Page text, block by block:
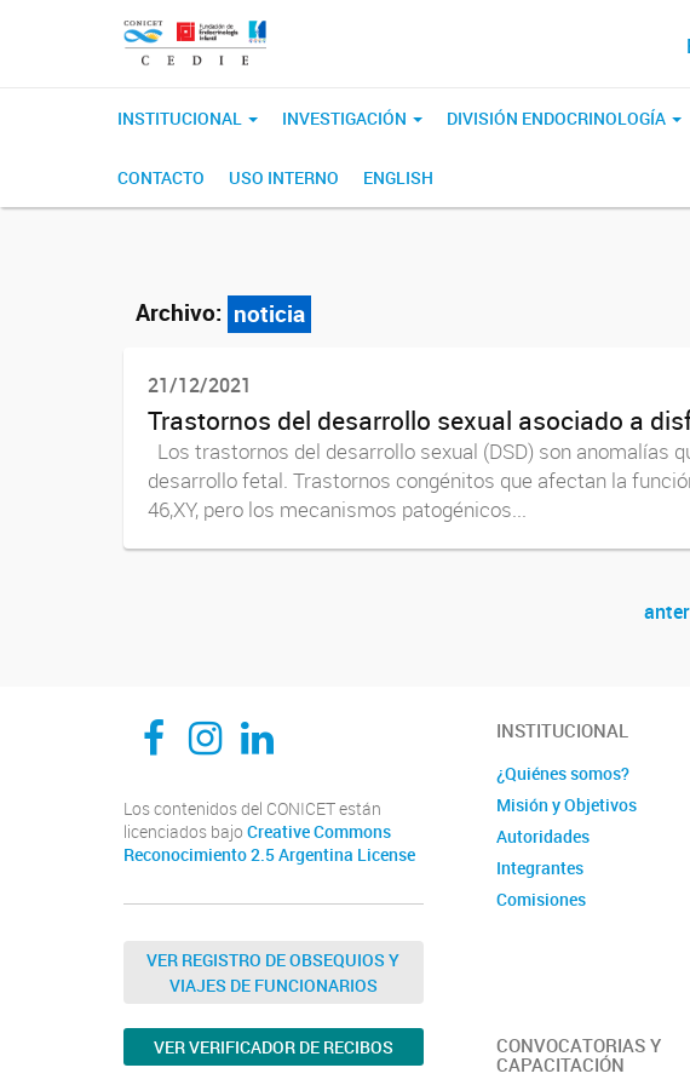
INSTITUCIONAL INVESTIGACIÓN DIVISIÓN ENDOCRINOLOGÍA
CONTACTO USO INTERNO ENGLISH
Archivo: noticia
21/12/2021
Trastornos del desarrollo sexual asociado a
Los trastornos del desarrollo sexual (DSD) son anomalías
desarrollo fetal. Trastornos congénitos que afectan la
46,XY, pero los mecanismos patogénicos...
CEDIE, Centro de Investigaciones Endocrinológicas Dr. César Bergadá
CEDIE, Centro de Investigaciones Endocrinológicas Dr. César Bergadá
CEDIE, Centro de Investigaciones Endocrinológicas Dr. César Bergadá
Los contenidos del CONICET están
licenciados bajo Creative Commons
Reconocimiento 2.5 Argentina License
VER REGISTRO DE OBSEQUIOS Y
VIAJES DE FUNCIONARIOS
VER VERIFICADOR DE RECIBOS
INSTITUCIONAL
¿Quiénes somos?
Misión y Objetivos
Autoridades
Integrantes
Comisiones
CONVOCATORIAS Y
CAPACITACIÓN